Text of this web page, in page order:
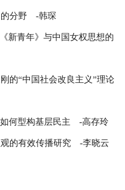
的分野-韩琛
新青年》与中国女权思想的
的“中国社会改良主义”理论
如何型构基层民主-高存玲
观的有效传播研究-李晓云